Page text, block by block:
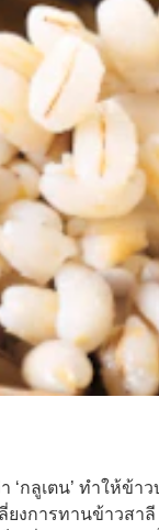
กลูเตน’ ทำให้ข้าว
งการทานข้าวสาลี